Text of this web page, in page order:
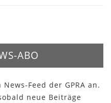
ABO
Feed der GPRA an.
neue Beiträge